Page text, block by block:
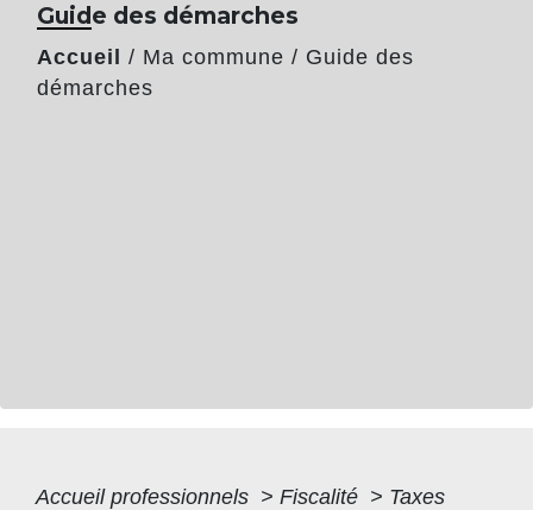
Guide des démarches
Accueil / Ma commune / Guide des
démarches
Accueil professionnels > Fiscalité > Taxes